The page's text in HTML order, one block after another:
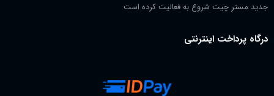
جدید مستر چیت شروع به فعالیت کرده است
درگاه پرداخت اینترنتی